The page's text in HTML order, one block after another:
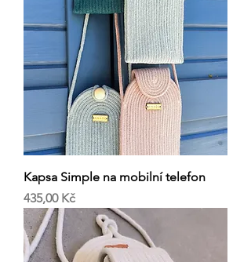
Kapsa Simple na mobilní telefon
Cena
435,00 Kč